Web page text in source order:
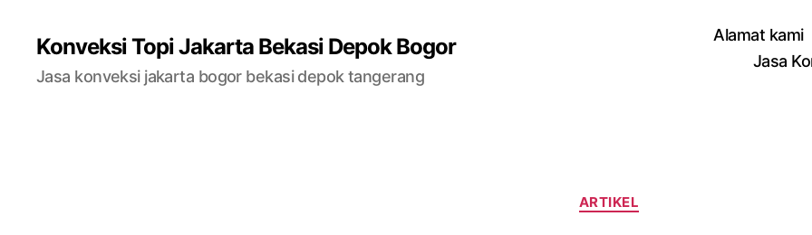
Konveksi Topi Jakarta Bekasi Depok Bogor
Jasa konveksi jakarta bogor bekasi depok tangerang
Alamat kami
Jasa
Categories
ARTIKEL